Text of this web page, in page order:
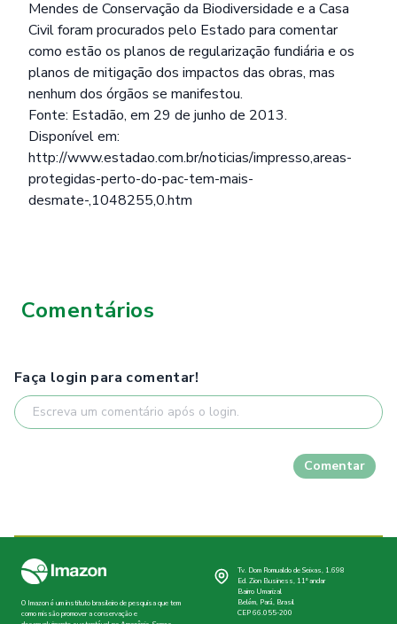
Mendes de Conservação da Biodiversidade e a Casa
Civil foram procurados pelo Estado para comentar
como estão os planos de regularização fundiária e os
planos de mitigação dos impactos das obras, mas
nenhum dos órgãos se manifestou.
Fonte: Estadão, em 29 de junho de 2013.
Disponível em:
http://www.estadao.com.br/noticias/impresso,areas-
protegidas-perto-do-pac-tem-mais-
desmate-,1048255,0.htm
Comentários
Faça login para comentar!
Comentar
O Imazon é um instituto brasileiro de pesquisa que tem
como missão promover a conservação e
Tv. Dom Romualdo de Seixas, 1.698
Ed. Zion Business, 11º andar
Bairro Umarizal
Belém, Pará, Brasil
CEP 66.055-200